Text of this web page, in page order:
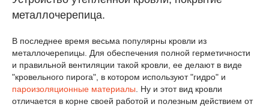
металлочерепица.
В последнее время весьма популярны кровли из
металлочерепицы. Для обеспечения полной герметичности
и правильной вентиляции такой кровли, ее делают в виде
"кровельного пирога", в котором используют "гидро" и
пароизоляционные материалы . Ну и этот вид кровли
отличается в корне своей работой и полезным действием от